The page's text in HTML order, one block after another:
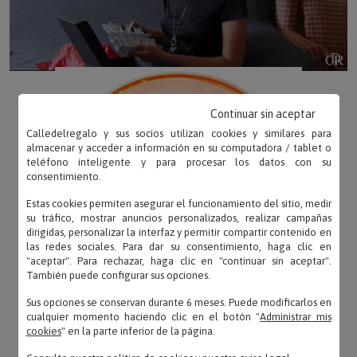
Calledelregalo y sus socios utilizan cookies y similares para
almacenar y acceder a información en su computadora / tablet o
teléfono inteligente y para procesar los datos con su
consentimiento.
Estas cookies permiten asegurar el funcionamiento del sitio, medir
su tráfico, mostrar anuncios personalizados, realizar campañas
dirigidas, personalizar la interfaz y permitir compartir contenido en
las redes sociales. Para dar su consentimiento, haga clic en
"aceptar". Para rechazar, haga clic en "continuar sin aceptar".
También puede configurar sus opciones.
Sus opciones se conservan durante 6 meses. Puede modificarlos en
cualquier momento haciendo clic en el botón "Administrar mis
cookies" en la parte inferior de la página.
Continuar sin aceptar